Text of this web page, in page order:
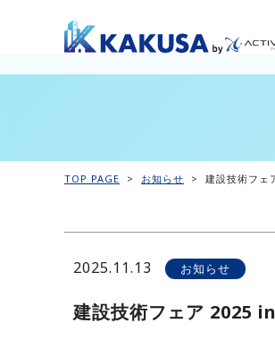
TOP PAGE > お知らせ > 建設技術フ
2025.11.13 お知らせ
建設技術フェア 2025